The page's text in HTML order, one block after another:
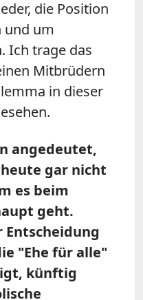
die Position
und um
Ich trage das
Mitbrüdern
in dieser
angedeutet,
gar nicht
es beim
geht.
Entscheidung
"Ehe für alle"
künftig